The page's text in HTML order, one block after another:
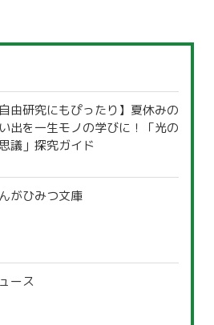
自由研究にもぴったり】夏休みの
出を一生モノの学びに！「光の
議」探究ガイド
がひみつ文庫
ース